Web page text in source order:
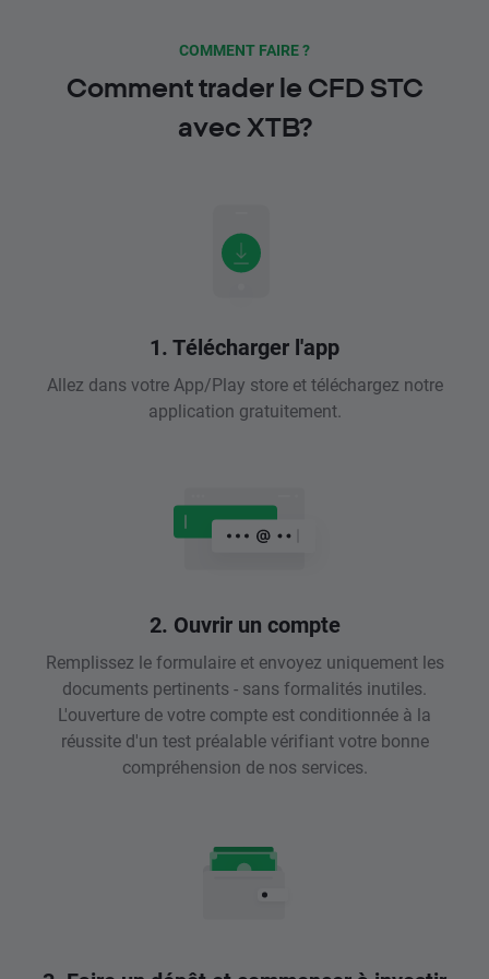
COMMENT FAIRE ?
Comment trader le CFD STC
avec XTB?
1. Télécharger l'app
Allez dans votre App/Play store et téléchargez notre
application gratuitement.
2. Ouvrir un compte
Remplissez le formulaire et envoyez uniquement les
documents pertinents - sans formalités inutiles.
L'ouverture de votre compte est conditionnée à la
réussite d'un test préalable vérifiant votre bonne
compréhension de nos services.